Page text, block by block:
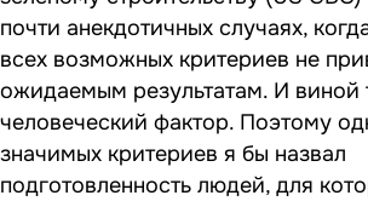
почти анекдотичных случаях,
всех возможных критериев не
ожидаемым результатам. И виной
человеческий фактор. Поэтому
значимых критериев я бы назвал
подготовленность людей, для